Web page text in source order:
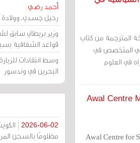
المترجمة من كتاب
المتخصص في
في العلوم
Awal Centre
Awal Centre for
أحمد رضي
رحيل جسدي، وولادة
وزير بريطاني
قواعد الشفافية
وسط انتقادات
البحرين في وندسور
2026-06-02
مظلومًا بالسجن